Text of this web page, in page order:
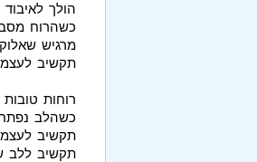
הולך לאיבוד
כשהרוח
מרגיש
תקשיב
רוחות
כשהלב
תקשיב
תקשיב ללב